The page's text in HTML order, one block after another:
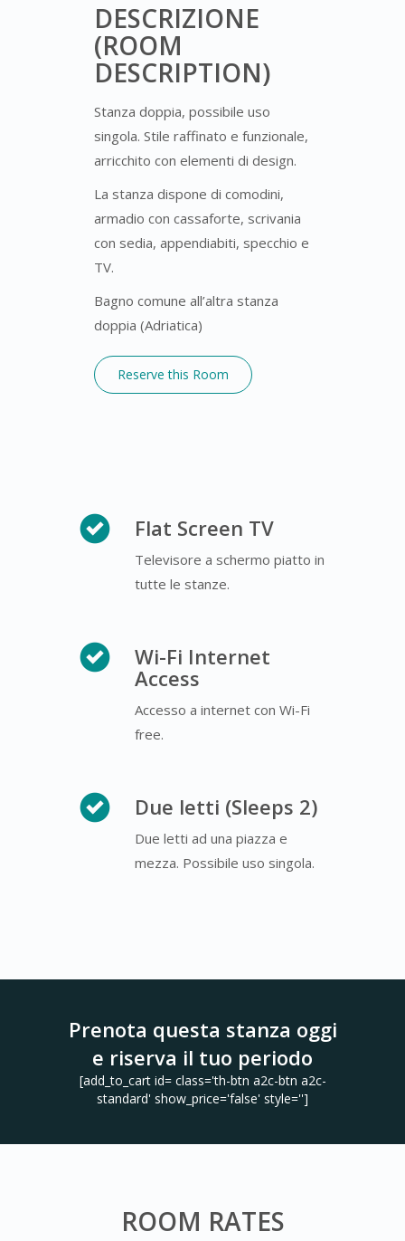
DESCRIZIONE
(ROOM
DESCRIPTION)
Stanza doppia, possibile uso
singola. Stile raffinato e funzionale,
arricchito con elementi di design.
La stanza dispone di comodini,
armadio con cassaforte, scrivania
con sedia, appendiabiti, specchio e
TV.
Bagno comune all’altra stanza
doppia (Adriatica)
Reserve this Room
Flat Screen TV
Televisore a schermo piatto in
tutte le stanze.
Wi-Fi Internet
Access
Accesso a internet con Wi-Fi
free.
Due letti (Sleeps 2)
Due letti ad una piazza e
mezza. Possibile uso singola.
Prenota questa stanza oggi
e riserva il tuo periodo
[add_to_cart id= class='th-btn a2c-btn a2c-
standard' show_price='false' style='']
ROOM RATES